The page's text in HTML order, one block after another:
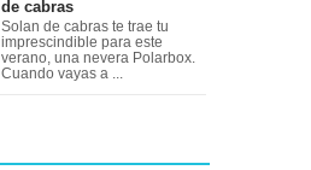
de cabras
Solan de cabras te trae tu
imprescindible para este
verano, una nevera Polarbox.
Cuando vayas a ...